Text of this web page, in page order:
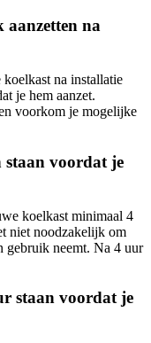
aanzetten na
na installatie
je hem aanzet.
voorkom je mogelijke
staan voordat je
koelkast minimaal 4
niet noodzakelijk om
gebruik neemt. Na 4 uur
staan voordat je